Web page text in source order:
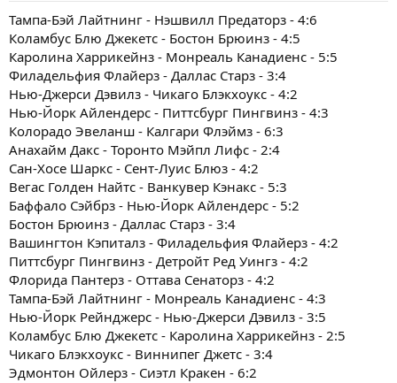
Тампа-Бэй Лайтнинг - Нэшвилл Предаторз - 4:6
Коламбус Блю Джекетс - Бостон Брюинз - 4:5
Каролина Харрикейнз - Монреаль Канадиенс - 5:5
Филадельфия Флайерз - Даллас Старз - 3:4
Нью-Джерси Дэвилз - Чикаго Блэкхоукс - 4:2
Нью-Йорк Айлендерс - Питтсбург Пингвинз - 4:3
Колорадо Эвеланш - Калгари Флэймз - 6:3
Анахайм Дакс - Торонто Мэйпл Лифс - 2:4
Сан-Хосе Шаркс - Сент-Луис Блюз - 4:2
Вегас Голден Найтс - Ванкувер Кэнакс - 5:3
Баффало Сэйбрз - Нью-Йорк Айлендерс - 5:2
Бостон Брюинз - Даллас Старз - 3:4
Вашингтон Кэпиталз - Филадельфия Флайерз - 4:2
Питтсбург Пингвинз - Детройт Ред Уингз - 4:2
Флорида Пантерз - Оттава Сенаторз - 4:2
Тампа-Бэй Лайтнинг - Монреаль Канадиенс - 4:3
Нью-Йорк Рейнджерс - Нью-Джерси Дэвилз - 3:5
Коламбус Блю Джекетс - Каролина Харрикейнз - 2:5
Чикаго Блэкхоукс - Виннипег Джетс - 3:4
Эдмонтон Ойлерз - Сиэтл Кракен - 6:2